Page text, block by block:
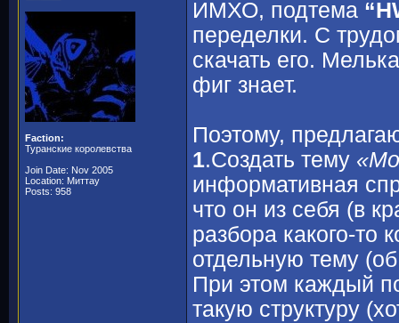
Faction:
Туранские королевства
Join Date: Nov 2005
Location: Миттау
Posts: 958
ИМХО, подтема
переделки. С
скачать его.
фиг знает.
Поэтому,
1.Создать тему
информативная
что он из себя (в
разбора какого-то
отдельную тему
При этом каждый
такую структуру